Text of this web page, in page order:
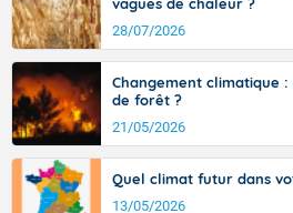
vagues de chaleur ?
28/07/2026
Changement climatique
de forêt ?
21/05/2026
Quel climat futur dans
13/05/2026